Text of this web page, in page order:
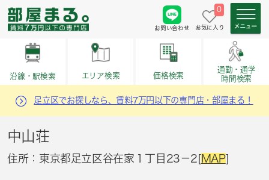
お問い合わせ
0
お気に入り
沿線・駅検索 エリア検索 価格検索
通勤・通学
時間検索
足立区でお探しなら、賃料7万円以下の専門店・部屋まる！
中山荘
住所：東京都足立区谷在家１丁目23－2[MAP]